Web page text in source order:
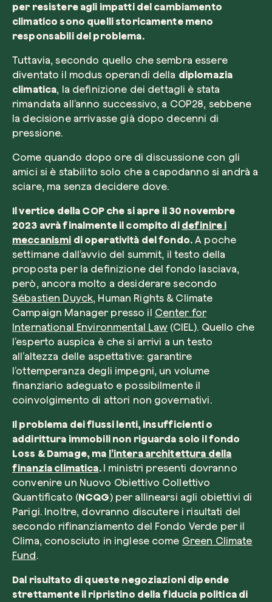
per resistere agli impatti del cambiamento
climatico sono quelli storicamente meno
responsabili del problema.
Tuttavia, secondo quello che sembra essere
diventato il modus operandi della diplomazia
climatica, la definizione dei dettagli è stata
rimandata all’anno successivo, a COP28, sebbene
la decisione arrivasse già dopo decenni di
pressione.
Come quando dopo ore di discussione con gli
amici si è stabilito solo che a capodanno si andrà a
sciare, ma senza decidere dove.
Il vertice della COP che si apre il 30 novembre
2023 avrà finalmente il compito di definire i
meccanismi di operatività del fondo. A poche
settimane dall’avvio del summit, il testo della
proposta per la definizione del fondo lasciava,
però, ancora molto a desiderare secondo
Sébastien Duyck, Human Rights & Climate
Campaign Manager presso il Center for
International Environmental Law (CIEL). Quello che
l’esperto auspica è che si arrivi a un testo
all’altezza delle aspettative: garantire
l’ottemperanza degli impegni, un volume
finanziario adeguato e possibilmente il
coinvolgimento di attori non governativi.
Il problema dei flussi lenti, insufficienti o
addirittura immobili non riguarda solo il fondo
Loss & Damage, ma l’intera architettura della
finanzia climatica. I ministri presenti dovranno
convenire un Nuovo Obiettivo Collettivo
Quantificato (NCQG) per allinearsi agli obiettivi di
Parigi. Inoltre, dovranno discutere i risultati del
secondo rifinanziamento del Fondo Verde per il
Clima, conosciuto in inglese come Green Climate
Fund.
Dal risultato di queste negoziazioni dipende
strettamente il ripristino della fiducia politica di